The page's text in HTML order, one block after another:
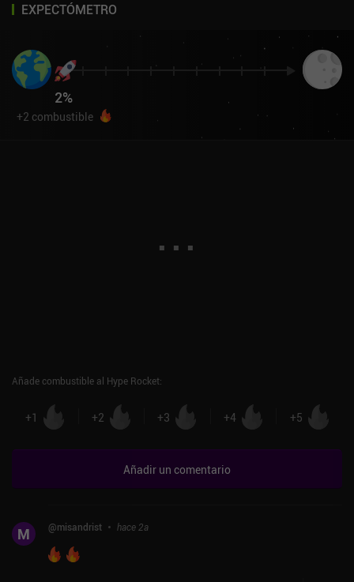
EXPECTÓMETRO
2%
+2 combustible
Añade combustible al Hype Rocket:
+1 +2 +3 +4 +5
Añadir un comentario
M @misandrist hace 2a